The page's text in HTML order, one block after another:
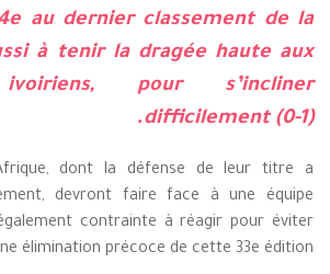
au dernier classement de la
à tenir la dragée haute aux
ivoiriens, pour s’incliner
difficilement (0-1).
dont la défense de leur titre a
devront faire face à une équipe
contrainte à réagir pour éviter
élimination précoce de cette 33e édition.